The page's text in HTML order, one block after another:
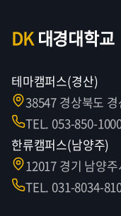
DK대경대학교
테마캠퍼스(경산)
38547 경상북도
TEL. 053-850-
한류캠퍼스(남양주)
12017 경기 남양
TEL. 031-8034-